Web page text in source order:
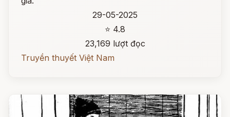
29-05-2025
⭐ 4.8
23,169 lượt đọc
Truyền thuyết Việt Nam